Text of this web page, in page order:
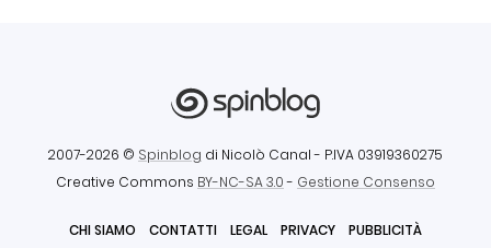
2007-2026 © Spinblog di Nicolò Canal - P.IVA 03919360275
Creative Commons BY-NC-SA 3.0- Gestione Consenso
CHI SIAMO CONTATTI LEGAL PRIVACY PUBBLICITÀ